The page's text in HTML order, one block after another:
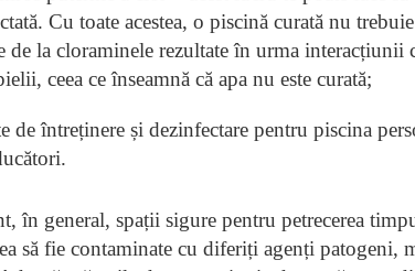
Cu toate acestea, o piscină curată nu
la cloraminele rezultate în urma interacțiunii
ceea ce înseamnă că apa nu este curată;
întreținere și dezinfectare pentru piscina
în general, spații sigure pentru petrecerea
să fie contaminate cu diferiți agenți patogeni,